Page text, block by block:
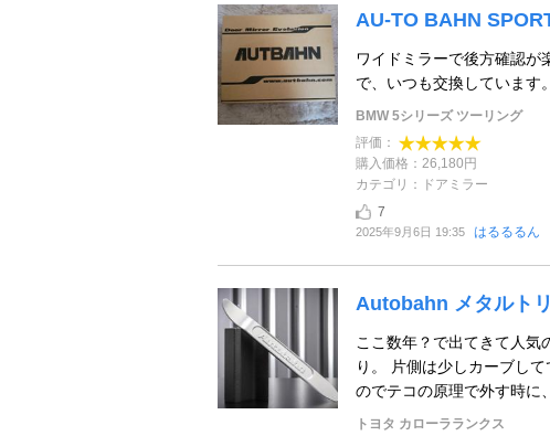
AU-TO BAHN
ワイドミラーで後方確認が
で、いつも交換しています
BMW 5シリーズ ツーリング
評価：
購入価格：26,180円
カテゴリ：ドアミラー
7
2025年9月6日 19:35 はるるるん
Autobahn メタルト
ここ数年？で出てきて人気
り。 片側は少しカーブし
のでテコの原理で外す時に
トヨタ カローラランクス